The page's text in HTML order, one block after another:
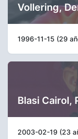
Vollering,
1996-11-15 (29
Blasi Cairol,
2003-02-19 (23